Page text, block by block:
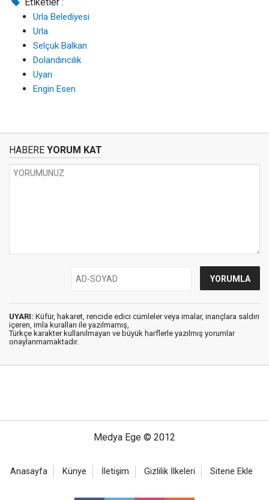
Urla Belediyesi
Urla
Selçuk Balkan
Dolandırıcılık
Uyarı
Engin Esen
HABERE YORUM KAT
UYARI: Küfür, hakaret, rencide edici cümleler veya imalar, inançlara saldırı
içeren, imla kuralları ile yazılmamış,
Türkçe karakter kullanılmayan ve büyük harflerle yazılmış yorumlar
onaylanmamaktadır.
Medya Ege © 2012
Anasayfa Künye İletişim Gizlilik İlkeleri Sitene Ekle